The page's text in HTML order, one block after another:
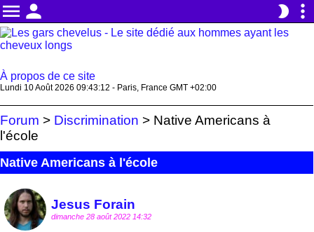
menu person brightness_2 more_vert
À propos de ce site
Lundi 10 Août 2026 09:43:12 - Paris, France GMT +02:00
Forum > Discrimination > Native Americans à
l'école
Native Americans à l'école
Jesus Forain
dimanche 28 août 2022 14:32